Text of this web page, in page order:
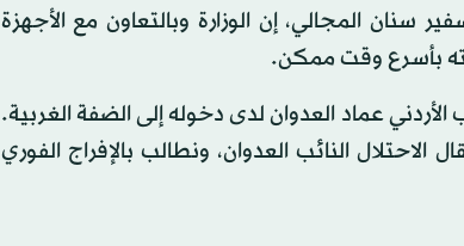
سنان المجالي، إن الوزارة وبالتعاون مع الأجهزة
بأسرع وقت ممكن.
عماد العدوان لدى دخوله إلى الضفة الغربية.
النائب العدوان، ونطالب بالإفراج الفوري